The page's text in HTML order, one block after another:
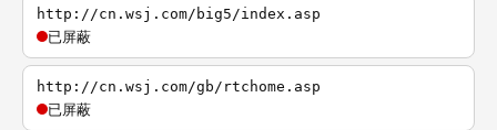
http://cn.wsj.com/big5/index.asp
已屏蔽
http://cn.wsj.com/gb/rtchome.asp
已屏蔽